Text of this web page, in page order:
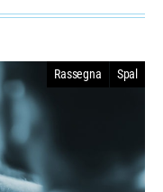
Rassegna Spal